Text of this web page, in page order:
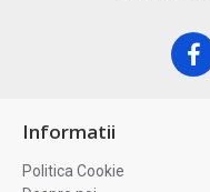
Informatii
Politica Cookie